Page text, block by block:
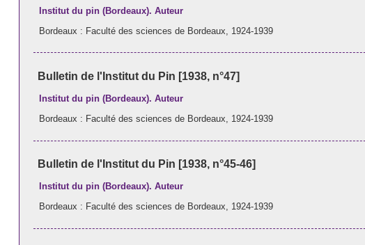
Institut du pin (Bordeaux). Auteur
Bordeaux : Faculté des sciences de Bordeaux, 1924-1939
Bulletin de l'Institut du Pin [1938, n°47]
Institut du pin (Bordeaux). Auteur
Bordeaux : Faculté des sciences de Bordeaux, 1924-1939
Bulletin de l'Institut du Pin [1938, n°45-46]
Institut du pin (Bordeaux). Auteur
Bordeaux : Faculté des sciences de Bordeaux, 1924-1939